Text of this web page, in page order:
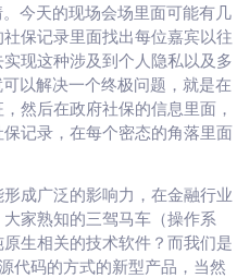
今天的现场会场里面可能有几
保记录里面找出每位嘉宾以往
现这种涉及到个人隐私以及多
以解决一个终极问题，就是在
然后在政府社保的信息里面，
记录，在每个密态的角落里面
成广泛的影响力，在金融行业
家熟知的三驾马车（操作系
生相关的技术软件？而我们是
代码的方式的新型产品，当然